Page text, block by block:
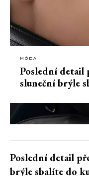
MÓDA
Poslední detail
sluneční brýle
Poslední detail
brýle sbalíte do